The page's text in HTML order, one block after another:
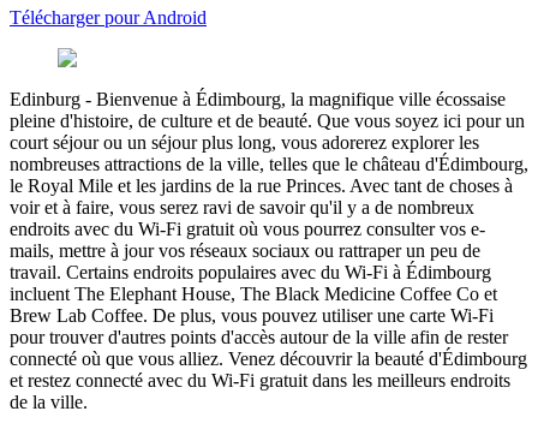
Télécharger pour Android
Edinburg - Bienvenue à Édimbourg, la magnifique ville écossaise
pleine d'histoire, de culture et de beauté. Que vous soyez ici pour un
court séjour ou un séjour plus long, vous adorerez explorer les
nombreuses attractions de la ville, telles que le château d'Édimbourg,
le Royal Mile et les jardins de la rue Princes. Avec tant de choses à
voir et à faire, vous serez ravi de savoir qu'il y a de nombreux
endroits avec du Wi-Fi gratuit où vous pourrez consulter vos e-
mails, mettre à jour vos réseaux sociaux ou rattraper un peu de
travail. Certains endroits populaires avec du Wi-Fi à Édimbourg
incluent The Elephant House, The Black Medicine Coffee Co et
Brew Lab Coffee. De plus, vous pouvez utiliser une carte Wi-Fi
pour trouver d'autres points d'accès autour de la ville afin de rester
connecté où que vous alliez. Venez découvrir la beauté d'Édimbourg
et restez connecté avec du Wi-Fi gratuit dans les meilleurs endroits
de la ville.